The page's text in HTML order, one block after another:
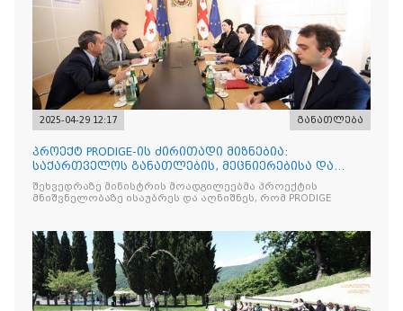
2025-04-29 12:17 განათლება
პროექტ PRODIGE-ის ძირითადი მიზნებია:
საქართველოს განათლების, მეცნიერებისა და
ახალგაზრდობის სამინისტრ
შეხვედრაზე მინისტრის მოადგილეებმა პროექტის
მნიშვნელობაზე ისაუბრეს და აღნიშნეს, რომ PRODIGE